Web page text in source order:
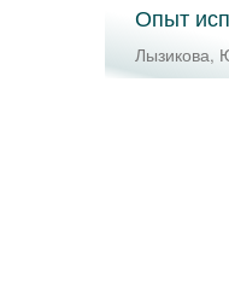
Опыт
Лызикова,